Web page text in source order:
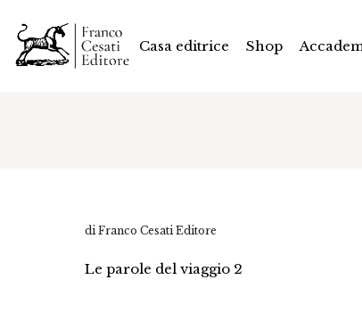
Casa editrice Shop
di Franco Cesati Editore
Le parole del viaggio 2